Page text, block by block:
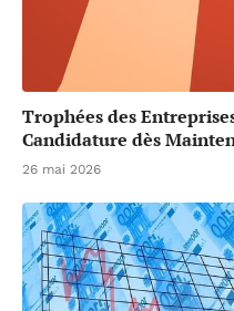
Trophées des
Candidature dès
26 mai 2026